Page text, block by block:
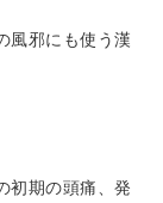
風邪にも使う漢
初期の頭痛、発